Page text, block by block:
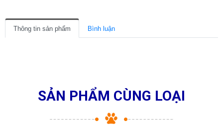
Thông tin sản phẩm Bình luận
SẢN PHẨM CÙNG LOẠI